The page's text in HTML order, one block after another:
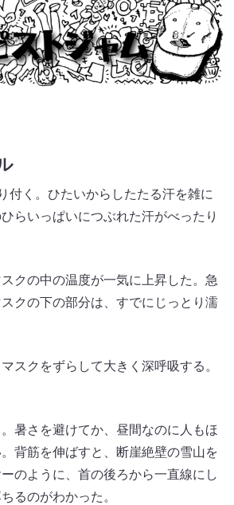
付く。ひたいからしたたる汗を雑に
らいっぱいにつぶれた汗がべったり
クの中の温度が一気に上昇した。急
クの下の部分は、すでにじっとり濡
スクをずらして大きく深呼吸する。
暑さを避けてか、昼間なのに人もほ
背筋を伸ばすと、断崖絶壁の雪山を
のように、首の後ろから一直線にし
るのがわかった。